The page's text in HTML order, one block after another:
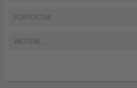
PORTOSTAR
WEITERE...